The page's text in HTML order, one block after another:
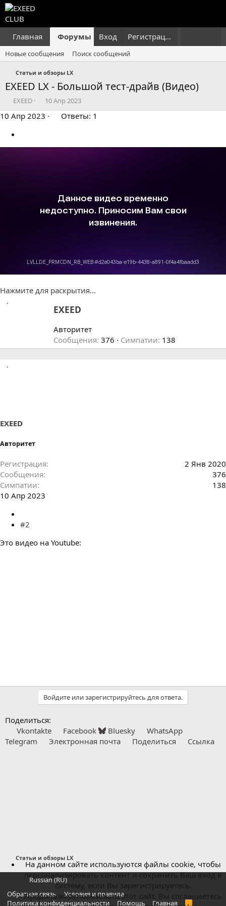
Главная Форумы Что нового?
Вход Регистрация
Новые сообщения Поиск сообщений
Статьи и обзоры LX
EXEED LX - Большой тест-драйв (Видео)
А
в
т
р
т
EXEED
Д
а
т
а
10 Апр 2023
10 Апр 2023 Ответы: 1
Нажмите для раскрытия...
А
т
о
р
EXEED
Авторитет
Сообщения 376 Симпатии 138
EXEED
Авторитет
Регистрация
2 Янв 2020
Сообщения
376
Симпатии
138
10 Апр 2023
#2
Это видео на Youtube:
Войдите или зарегистрируйтесь для ответа.
Поделиться:
Vkontakte
Facebook Bluesky
WhatsApp
Telegram
Электронная почта Поделиться Ссылка
Статьи и обзоры LX
Russian (RU)
Обратная связь
Условия и правила
Политика конфиденциальности
Помощь Главная R
На данном сайте используются файлы cookie, чтобы
персонализировать контент и сохранить Ваш вход в
систему, если Вы зарегистрируетесь.
Продолжая использовать этот сайт, Вы соглашаетесь